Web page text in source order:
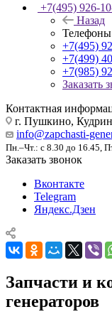
+7(495) 926-
Назад
Телефоны
+7(495)
+7(499)
+7(985)
Заказать
Контактная
г. Пушкино,
info@zapchasti-
Пн.–Чт.: с 8.30 до 16.45,
Заказать звонок
Вконтакте
Telegram
Яндекс.Дзен
Запчасти и
генераторов